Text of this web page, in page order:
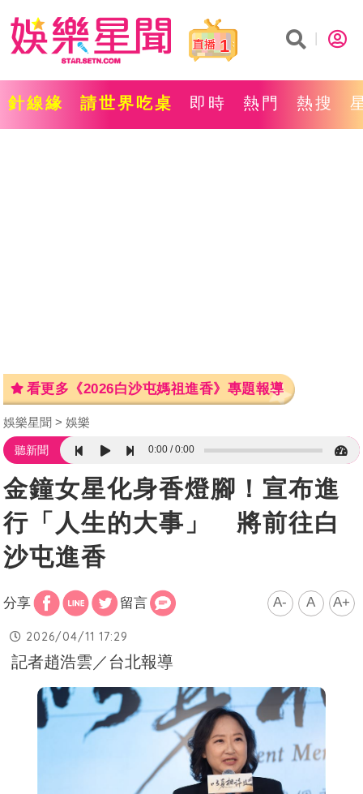
1
針線緣 請世界吃桌 即時 熱門 熱搜
看更多《2026白沙屯媽祖進香》專題報導
娛樂星聞 娛樂
聽新聞 0:00 0:00
金鐘女星化身香燈腳！宣布進
行「人生的大事」 將前往白
沙屯進香
分享 留言 A- A A+
2026/04/11 17:29
記者趙浩雲／台北報導